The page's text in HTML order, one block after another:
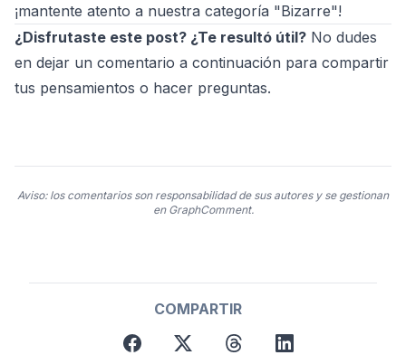
¡mantente atento a nuestra categoría "Bizarre"!
¿Disfrutaste este post? ¿Te resultó útil? No dudes
en dejar un comentario a continuación para compartir
tus pensamientos o hacer preguntas.
Aviso: los comentarios son responsabilidad de sus autores y se gestionan
en GraphComment.
COMPARTIR
facebooktwitter threads linkedin